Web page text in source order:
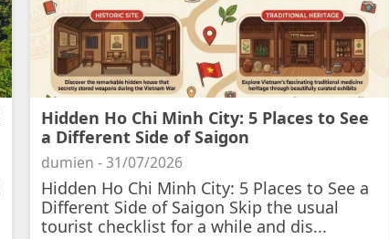
Hidden Ho Chi Minh City: 5 Places to See
a Different Side of Saigon
dumien - 31/07/2026
Hidden Ho Chi Minh City: 5 Places to See a
Different Side of Saigon Skip the usual
tourist checklist for a while and dis...